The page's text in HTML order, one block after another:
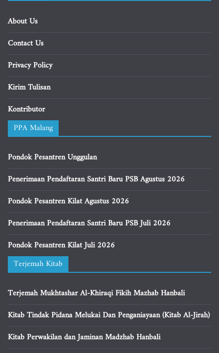
About Us
Contact Us
Privacy Policy
Kirim Tulisan
Kontributor
PPA Malang
Pondok Pesantren Unggulan
Penerimaan Pendaftaran Santri Baru PSB Agustus 2026
Pondok Pesantren Kilat Agustus 2026
Penerimaan Pendaftaran Santri Baru PSB Juli 2026
Pondok Pesantren Kilat Juli 2026
Terjemah Kitab
Terjemah Mukhtashar Al-Khiraqi Fikih Mazhab Hanbali
Kitab Tindak Pidana Melukai Dan Penganiayaan (Kitab Al-Jirah)
Kitab Perwakilan dan Jaminan Madzhab Hanbali